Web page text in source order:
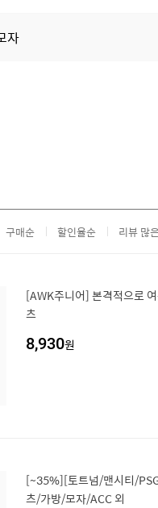
구매순 할인율순 리뷰 많
[AWK주니어] 본격적으로
츠
8,930원
[~35%][토트넘/맨시티/
츠/가방/모자/ACC 외